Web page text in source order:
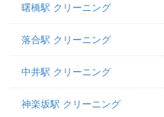
曙橋駅 クリーニング
落合駅 クリーニング
中井駅 クリーニング
神楽坂駅 クリーニング